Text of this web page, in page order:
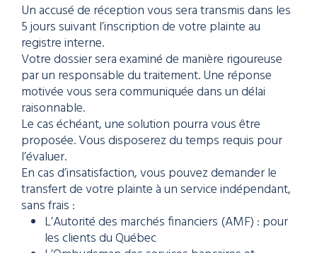
Un accusé de réception vous sera transmis dans les
5 jours suivant l’inscription de votre plainte au
registre interne.
Votre dossier sera examiné de manière rigoureuse
par un responsable du traitement. Une réponse
motivée vous sera communiquée dans un délai
raisonnable.
Le cas échéant, une solution pourra vous être
proposée. Vous disposerez du temps requis pour
l’évaluer.
En cas d’insatisfaction, vous pouvez demander le
transfert de votre plainte à un service indépendant,
sans frais :
L’Autorité des marchés financiers (AMF) : pour
les clients du Québec